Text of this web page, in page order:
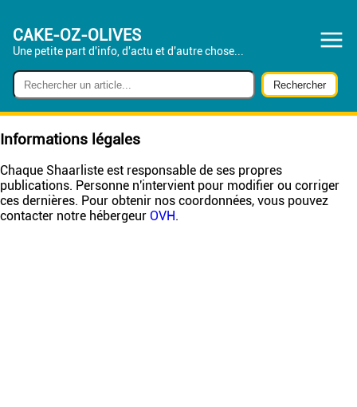
CAKE-OZ-OLIVES
Une petite part d'info, d'actu et d'autre chose...
Informations légales
Chaque Shaarliste est responsable de ses propres
publications. Personne n'intervient pour modifier ou corriger
ces dernières. Pour obtenir nos coordonnées, vous pouvez
contacter notre hébergeur OVH.